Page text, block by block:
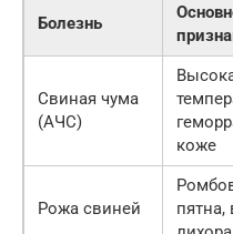
Болезнь
Свиная чума
(АЧС)
коже
Рожа свиней
пятна,